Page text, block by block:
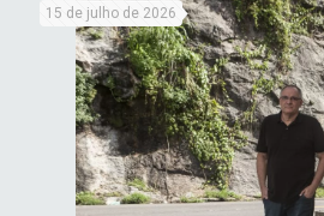
15 de julho de 2026